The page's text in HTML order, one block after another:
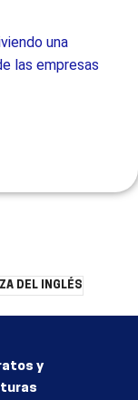
una
las empresas
DEL INGLÉS
y